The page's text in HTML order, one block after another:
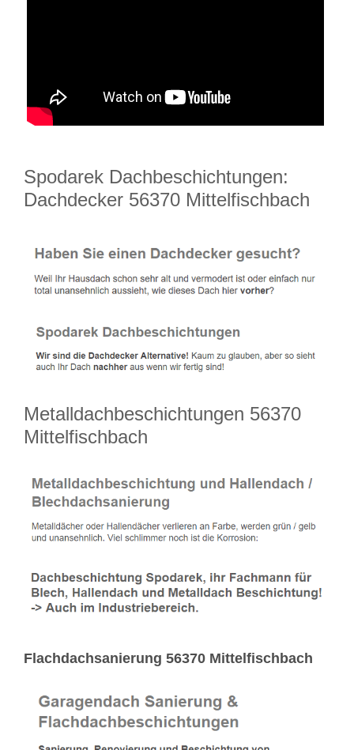
Spodarek Dachbeschichtungen:
Dachdecker 56370 Mittelfischbach
Metalldachbeschichtungen 56370
Mittelfischbach
Flachdachsanierung 56370 Mittelfischbach